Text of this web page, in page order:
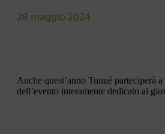
28 maggio 2024
Anche quest’anno Tunué parteciperà a
dell’evento interamente dedicato ai